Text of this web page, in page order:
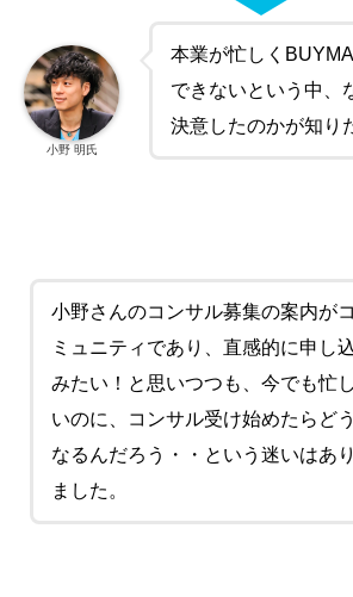
本業が忙しく
できないという中、
決意したのかが知り
小野 明氏
小野さんのコンサル募集の案内がコ
ミュニティであり、 直感的に申し
みたい！と思いつつも、 今でも忙し
いのに、コンサル受け始めたらどう
なるんだろう・・という迷いはあり
ました。